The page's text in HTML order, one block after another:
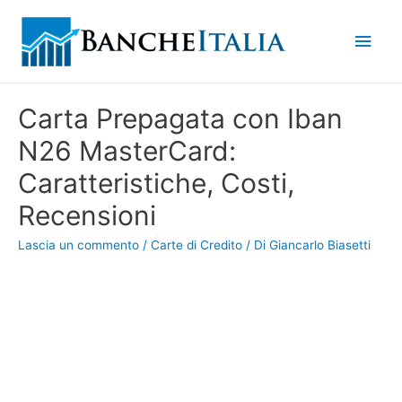
Carta Prepagata con Iban
N26 MasterCard:
Caratteristiche, Costi,
Recensioni
Lascia un commento / Carte di Credito / Di Giancarlo Biasetti